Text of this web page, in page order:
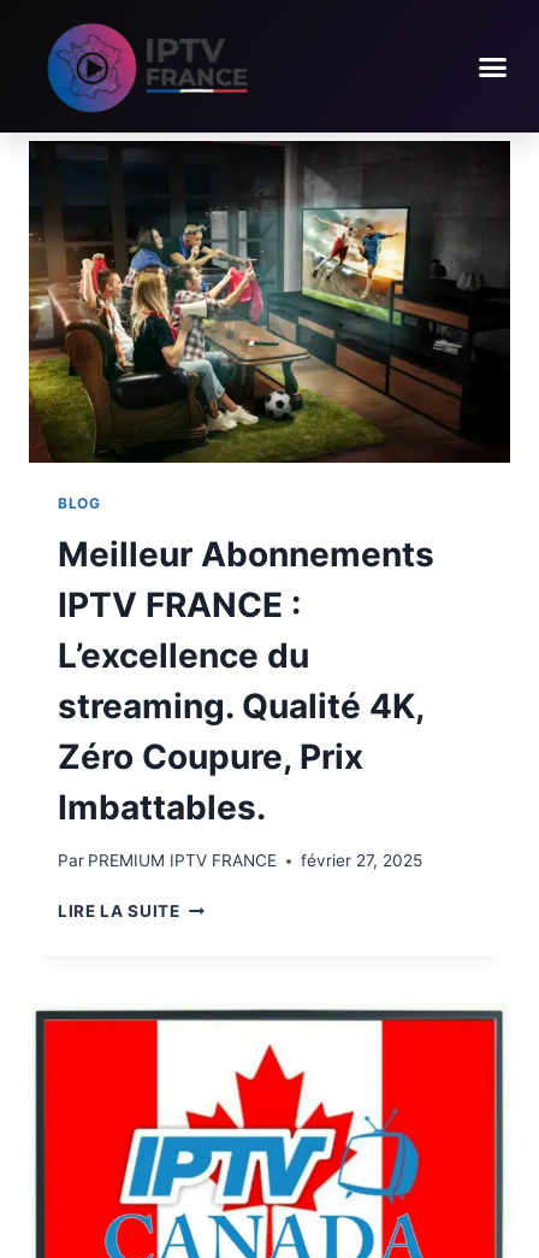
Blog
BLOG
Meilleur Abonnements
IPTV FRANCE :
L’excellence du
streaming. Qualité 4K,
Zéro Coupure, Prix
Imbattables.
Par PREMIUM IPTV FRANCE février 27, 2025
LIRE LA SUITE